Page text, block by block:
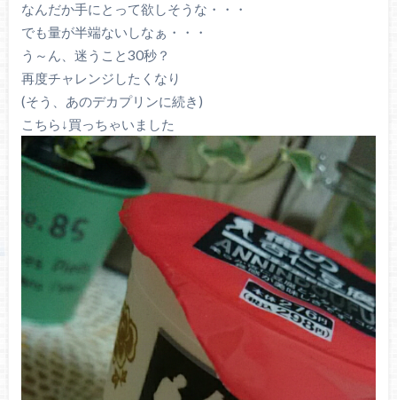
なんだか手にとって欲しそうな・・・
でも量が半端ないしなぁ・・・
う～ん、迷うこと30秒？
再度チャレンジしたくなり
(そう、あのデカプリンに続き)
こちら↓買っちゃいました